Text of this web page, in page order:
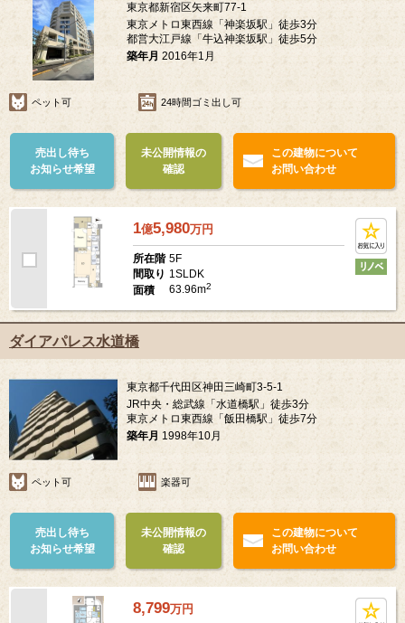
東京都新宿区矢来町77-1
東京メトロ東西線「神楽坂駅」徒歩3分
都営大江戸線「牛込神楽坂駅」徒歩5分
築年月 2016年1月
ペット可 24時間ゴミ出し可
売出し待ち
お知らせ希望
未公開情報の
確認
この建物について
お問い合わせ
1億5,980万円
所在階 5F
間取り 1SLDK
面積
63.96m2
ダイアパレス水道橋
東京都千代田区神田三崎町3-5-1
JR中央・総武線「水道橋駅」徒歩3分
東京メトロ東西線「飯田橋駅」徒歩7分
築年月 1998年10月
ペット可 楽器可
売出し待ち
お知らせ希望
未公開情報の
確認
この建物について
お問い合わせ
8,799万円